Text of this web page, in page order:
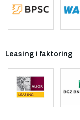
Leasing i faktoring